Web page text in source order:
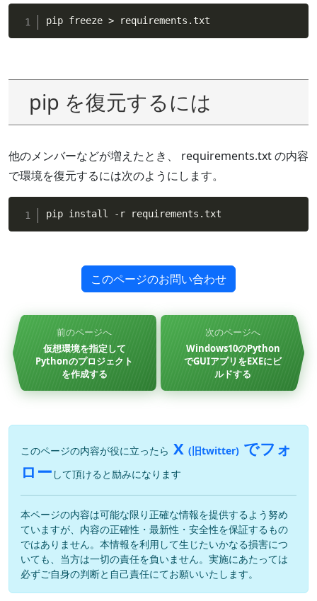
pip freeze > requirements .txt
pip を復元するには
他のメンバーなどが増えたとき、 requirements.txt の内容
で環境を復元するには次のようにします。
pip install - r requirements .txt
このページのお問い合わせ
前のページへ
仮想環境を指定して
Pythonのプロジェクト
を作成する
次のページへ
Windows10のPython
でGUIアプリをEXEにビ
ルドする
このページの内容が役に立ったら X (旧twitter) でフォ
ロー して頂けると励みになります
本ページの内容は可能な限り正確な情報を提供するよう努め
ていますが、内容の正確性・最新性・安全性を保証するもの
ではありません。本情報を利用して生じたいかなる損害につ
いても、当方は一切の責任を負いません。実施にあたっては
必ずご自身の判断と自己責任にてお願いいたします。